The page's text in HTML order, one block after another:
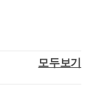
모두보기